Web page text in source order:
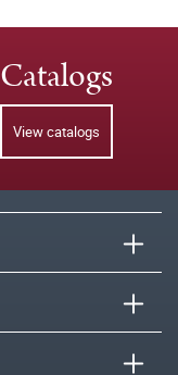
Catalogs
View catalogs